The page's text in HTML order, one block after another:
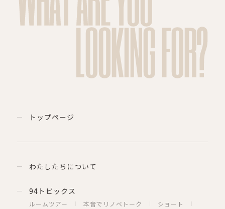
LOOKING FOR?
トップページ
わたしたちについて
94トピックス
ルームツアー 本音でリノベトーク
ショート